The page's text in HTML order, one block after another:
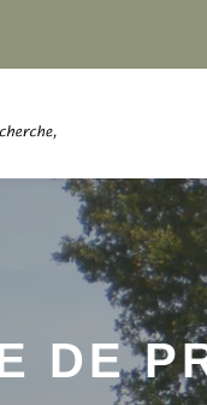
DE